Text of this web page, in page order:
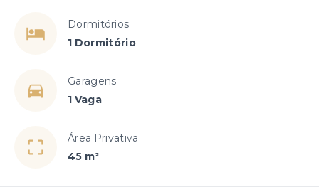
Dormitórios
1 Dormitório
Garagens
1 Vaga
Área Privativa
45 m²